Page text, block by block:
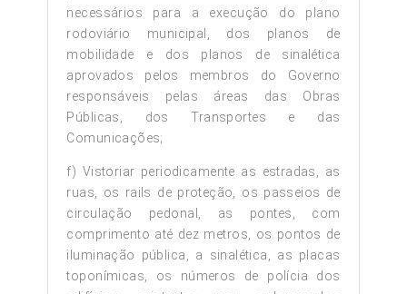
necessários para a execução do plano
rodoviário municipal, dos planos de
mobilidade e dos planos de sinalética
aprovados pelos membros do Governo
responsáveis pelas áreas das Obras
Públicas, dos Transportes e das
Comunicações;
f) Vistoriar periodicamente as estradas, as
ruas, os rails de proteção, os passeios de
circulação pedonal, as pontes, com
comprimento até dez metros, os pontos de
iluminação pública, a sinalética, as placas
toponímicas, os números de polícia dos